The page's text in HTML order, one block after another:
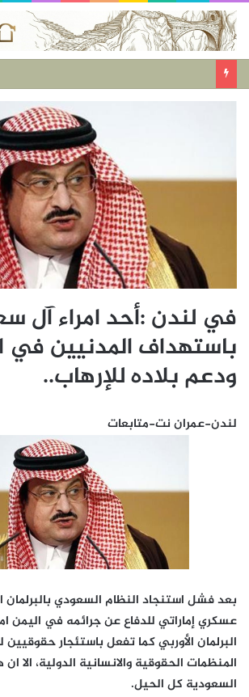
في لندن :أحد امراء آل
باستهداف المدنيين في
ودعم بلاده للإرهاب..
لندن-عمران نت-متابعات
بعد فشل استنجاد النظام السعودي بالبرلمان
عسكري إماراتي للدفاع عن جرائمه في اليمن
البرلمان الأوربي كما تفعل باستئجار حقوقيين
المنظمات الحقوقية والانسانية الدولية، الا
السعودية كل الحيل.